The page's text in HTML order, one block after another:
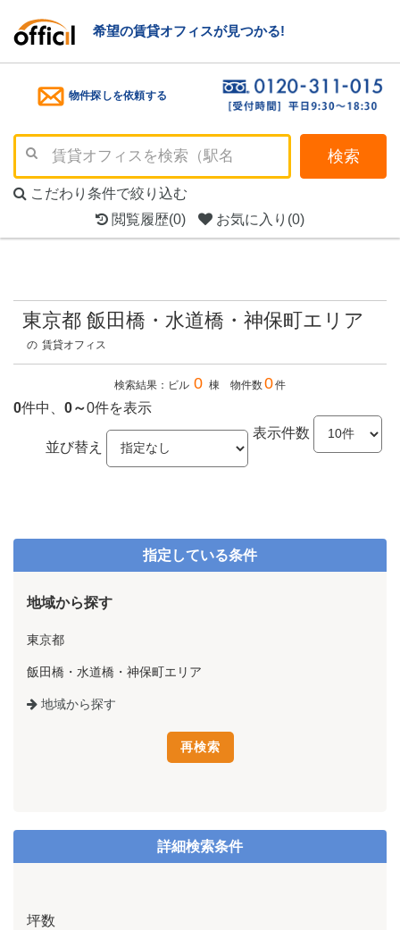
希望の賃貸オフィスが見つかる!
物件探しを依頼する
検索
こだわり条件で絞り込む
閲覧履歴(0) お気に入り (0)
東京都 飯田橋・水道橋・神保町エリア
の 賃貸オフィス
検索結果：ビル 0 棟 物件数0件
0件中、 0～0件を表示
表示件数
並び替え
指定している条件
地域から探す
東京都
飯田橋・水道橋・神保町エリア
地域から探す
詳細検索条件
坪数